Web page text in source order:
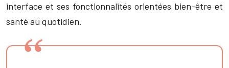
interface et ses fonctionnalités orientées bien-être et
santé au quotidien.